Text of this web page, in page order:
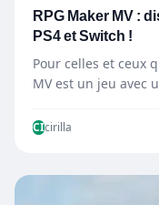
RPG Maker MV :
PS4 et Switch !
Pour celles et ceux
MV est un jeu avec
CIcirilla